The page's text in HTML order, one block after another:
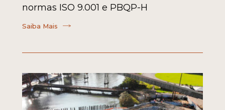
normas ISO 9.001 e PBQP-H
Saiba Mais